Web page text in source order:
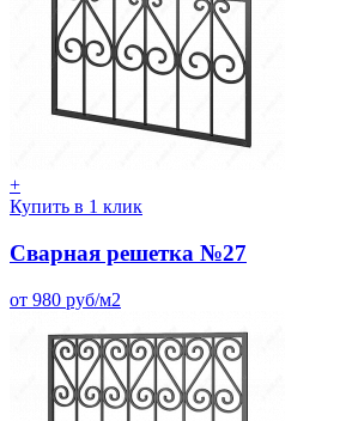
+
Купить в 1 клик
Сварная решетка №27
от 980 руб/м2